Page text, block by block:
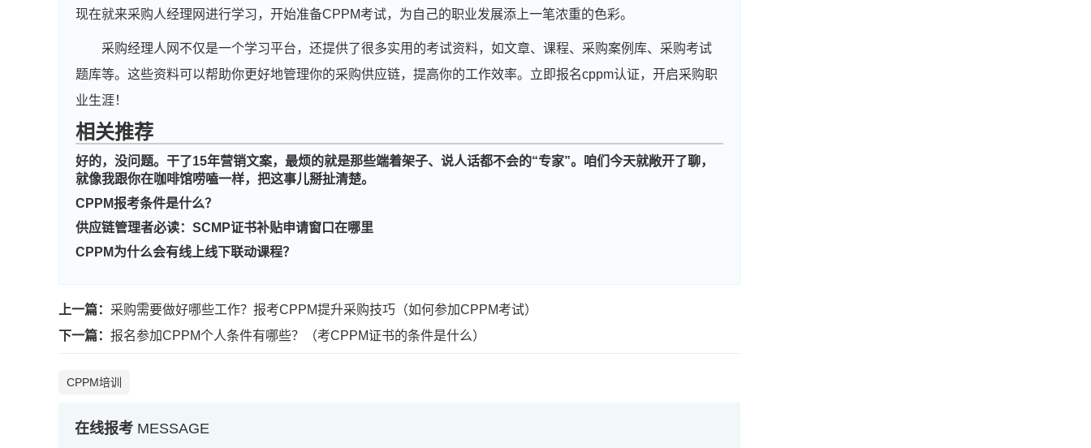
现在就来采购人经理网进行学习，开始准备CPPM考试，为自己的职业发展添上一笔浓重的色彩。
采购经理人网不仅是一个学习平台，还提供了很多实用的考试资料，如文章、课程、采购案例库、采购考试
题库等。这些资料可以帮助你更好地管理你的采购供应链，提高你的工作效率。立即报名cppm认证，开启采购职
业生涯！
相关推荐
好的，没问题。干了15年营销文案，最烦的就是那些端着架子、说人话都不会的“专家”。咱们今天就敞开了聊，
就像我跟你在咖啡馆唠嗑一样，把这事儿掰扯清楚。
CPPM报考条件是什么？
供应链管理者必读：SCMP证书补贴申请窗口在哪里
CPPM为什么会有线上线下联动课程？
上一篇： 采购需要做好哪些工作？报考CPPM提升采购技巧（如何参加CPPM考试）
下一篇： 报名参加CPPM个人条件有哪些？（考CPPM证书的条件是什么）
CPPM培训
在线报考 MESSAGE
周** 133****7105 2026-08-05
陈* 189****8674 2026-08-07